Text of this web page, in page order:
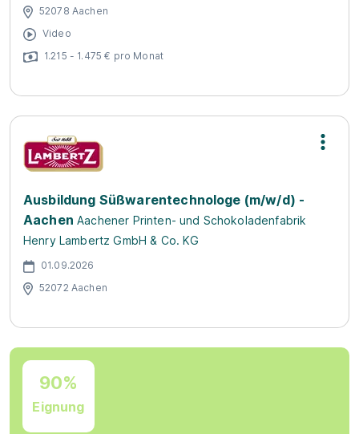
52078 Aachen
Video
1.215 - 1.475 € pro Monat
Ausbildung Süßwarentechnologe (m/w/d) -
Aachen Aachener Printen- und Schokoladenfabrik
Henry Lambertz GmbH & Co. KG
01.09.2026
52072 Aachen
90%
Eignung